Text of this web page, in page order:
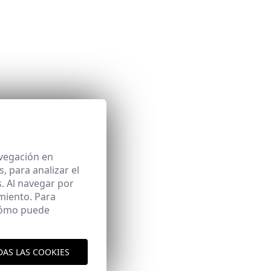
en
para analizar el
Al navegar por
Para
puede
LAS COOKIES